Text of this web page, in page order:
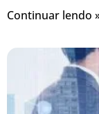
Continuar lendo